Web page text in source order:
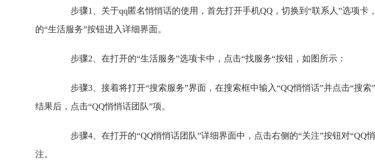
步骤1、关于qq匿名悄悄话的使用，首先打开手机QQ，切换到“联系人”选项卡
的“生活服务”按钮进入详细界面。
步骤2、在打开的“生活服务”选项卡中，点击“找服务“按钮，如图所示：
步骤3、接着将打开“搜索服务”界面，在搜索框中输入“QQ悄悄话”并点击“搜索
结果后，点击“QQ悄悄话团队”项。
步骤4、在打开的“QQ悄悄话团队”详细界面中，点击右侧的“关注”按钮对“QQ
注。